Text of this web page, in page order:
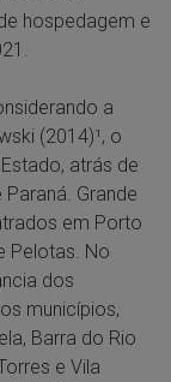
hospedagem e
a
(2014)¹, o
atrás de
Grande
em Porto
Pelotas. No
dos
municípios,
Barra do Rio
e Vila